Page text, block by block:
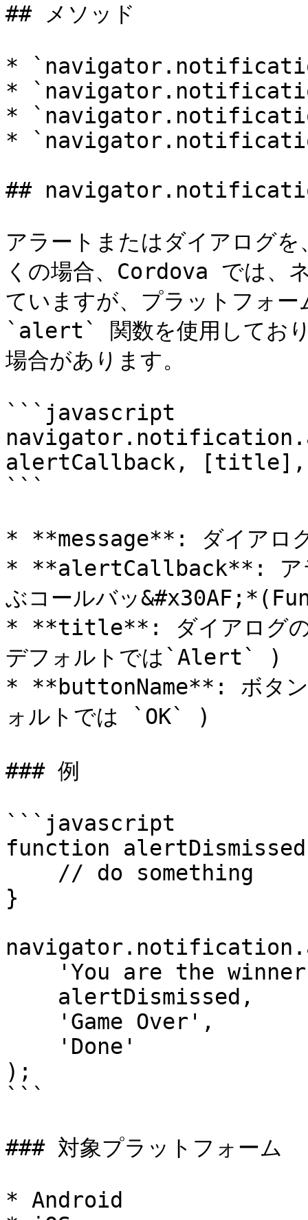
## メソッド
*
*
*
*
##
アラートまたはダイアログ
くの場合、Cordova では、
ていますが、プラットフォ
`alert` 関数を使用しており
場合があります。
```javascript
alertCallback, [title],
```
* **message**: ダイアロ
* **alertCallback**: アラ
ぶコールバッ
* **title**: ダイアログの
デフォルトでは`Alert` )
* **buttonName**: ボタ
ォルトでは `OK` )
### 例
```javascript
function
}
);
```
### 対象プラットフォーム
* Android